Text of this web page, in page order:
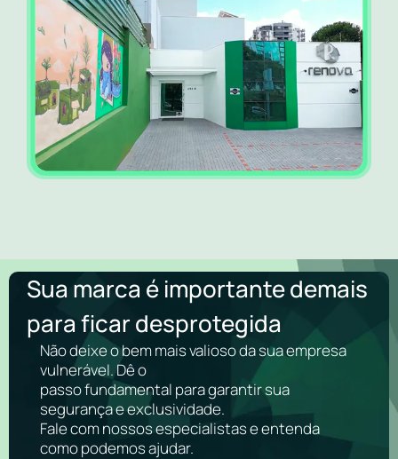
Sua marca é importante demais
para ficar desprotegida
Não deixe o bem mais valioso da sua empresa
vulnerável. Dê o
passo fundamental para garantir sua
segurança e exclusividade.
Fale com nossos especialistas e entenda
como podemos ajudar.